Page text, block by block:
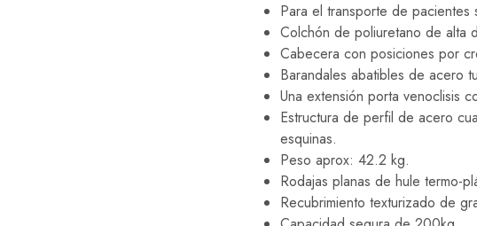
Para el transporte de pacientes
Colchón de poliuretano de alta
Cabecera con posiciones por
Barandales abatibles de acero
Una extensión porta venoclisis
Estructura de perfil de acero
esquinas.
Peso aprox: 42.2 kg.
Rodajas planas de hule termo-
Recubrimiento texturizado de